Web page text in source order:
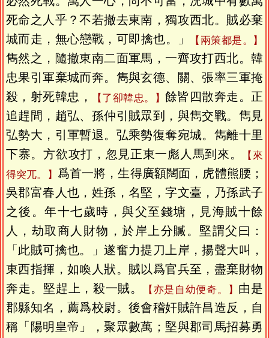
死命之人乎？不若撤去東南，獨攻西北。賊必棄
城而走，無心戀戰，可即擒也。」
【兩策都是。】
雋然之，隨撤東南二面軍馬，一齊攻打西北。韓
忠果引軍棄城而奔。雋與玄德、關、張率三軍掩
殺，射死韓忠，
【了卻韓忠。】 餘皆四散奔走。正
追趕間，趙弘、孫仲引賊眾到，與雋交戰。雋見
弘勢大，引軍暫退。弘乘勢復奪宛城。雋離十里
下寨。方欲攻打，忽見正東一彪人馬到來。
【來
得突兀。】 爲首一將，生得廣額闊面，虎體熊腰；
吳郡富春人也，姓孫，名堅，字文臺，乃孫武子
之後。年十七歲時，與父至錢塘，見海賊十餘
人，劫取商人財物，於岸上分贓。堅謂父曰：
「此賊可擒也。」遂奮力提刀上岸，揚聲大叫，
東西指揮，如喚人狀。賊以爲官兵至，盡棄財物
奔走。堅趕上，殺一賊。
【亦是自幼便奇。】 由是
郡縣知名，薦爲校尉。後會稽奸賊許昌造反，自
稱「陽明皇帝」，聚眾數萬；堅與郡司馬招募勇